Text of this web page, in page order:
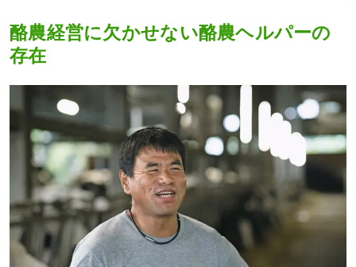
酪農経営に欠かせない酪農ヘルパーの
存在